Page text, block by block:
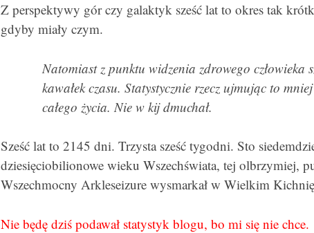
Z perspektywy gór czy galaktyk sześć lat to okres tak
gdyby miały czym.
Natomiast z punktu widzenia zdrowego człowieka
kawałek czasu. Statystycznie rzecz ujmując to
całego życia. Nie w kij dmuchał.
Sześć lat to 2145 dni. Trzysta sześć tygodni. Sto
dziesięciobilionowe wieku Wszechświata, tej olbrzymiej,
Wszechmocny Arkleseizure wysmarkał w Wielkim
Nie będę dziś podawał statystyk blogu, bo mi się nie chce.